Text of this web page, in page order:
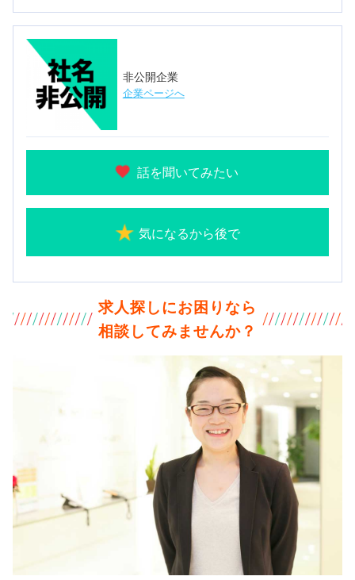
非公開企業
企業ページへ
話を聞いてみたい
気になるから後で
求人探しにお困りなら
相談してみませんか？